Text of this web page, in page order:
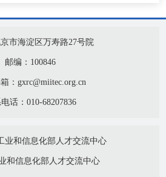
市海淀区万寿路27号院
邮编：100846
：gxrc@miitec.org.cn
话：010-68207836
业和信息化部人才交流中心
和信息化部人才交流中心